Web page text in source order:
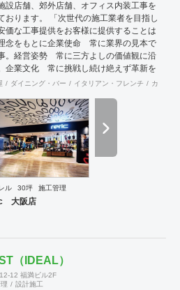
設店舗、郊外店舗、オフィス内装工事を
おります。 「次世代の施工業者を目指し
価な工事提供をお客様に提供することは
念をもとに企業使命 常に業界の見本で
。経営姿勢 常に三方よしの価値観に沿
企業文化 常に挑戦し続け絶えず革新を
を基に常にLe・Reveに関わる皆様全て
基本的に下請け会社として多くの下請け
ので、価格競争力には自信を持っていま
社は探せば他にもいらっしゃるでしょう
も関わらす直ぐに施工部分が劣化したり
トがかかっていては意味がありません。
は勿論、施工後のアフターフォローもき
なお客様との関係を築ける対応を心掛け
東京のお客様に対しても定期的に本部に
ダイニング・バー イタリアン・フレンチ カフェ
ル 30坪 施工管理
大阪店
（IDEAL）
12 福満ビル2F
設計施工